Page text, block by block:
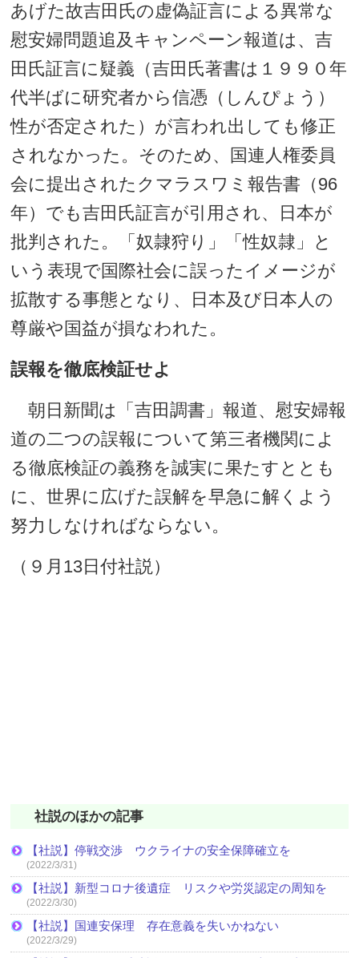
あげた故吉田氏の虚偽証言による異常な
慰安婦問題追及キャンペーン報道は、吉
田氏証言に疑義（吉田氏著書は１９９０年
代半ばに研究者から信憑（しんぴょう）
性が否定された）が言われ出しても修正
されなかった。そのため、国連人権委員
会に提出されたクマラスワミ報告書（96
年）でも吉田氏証言が引用され、日本が
批判された。「奴隷狩り」「性奴隷」と
いう表現で国際社会に誤ったイメージが
拡散する事態となり、日本及び日本人の
尊厳や国益が損なわれた。
誤報を徹底検証せよ
朝日新聞は「吉田調書」報道、慰安婦報
道の二つの誤報について第三者機関によ
る徹底検証の義務を誠実に果たすととも
に、世界に広げた誤解を早急に解くよう
努力しなければならない。
（９月13日付社説）
社説のほかの記事
【社説】停戦交渉 ウクライナの安全保障確立を
(2022/3/31)
【社説】新型コロナ後遺症 リスクや労災認定の周知を
(2022/3/30)
【社説】国連安保理 存在意義を失いかねない
(2022/3/29)